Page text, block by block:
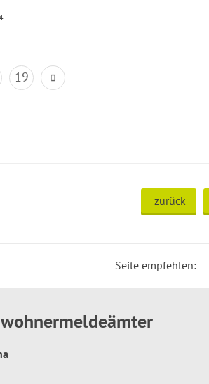
19
zurück
Seite empfehlen: